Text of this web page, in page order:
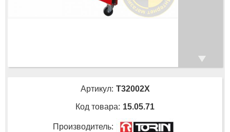
Артикул: T32002X
Код товара: 15.05.71
Производитель: